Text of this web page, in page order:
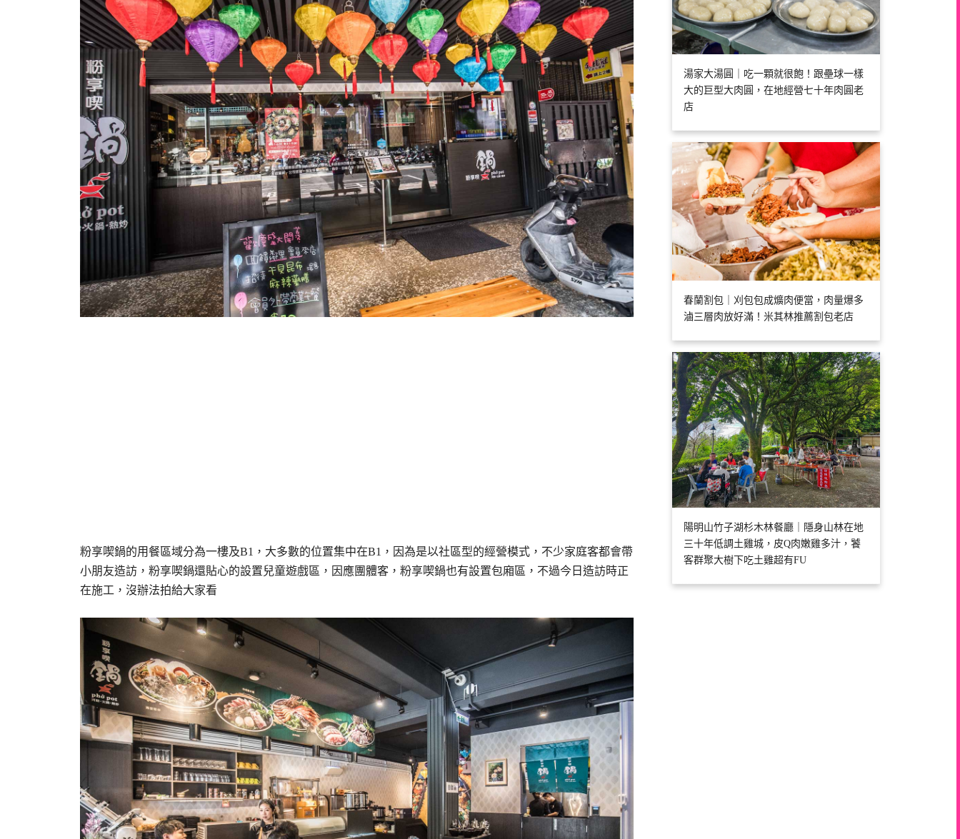
粉享喫鍋的用餐區域分為一樓及B1，大多數的位置集中在B1，因為是以社區型的經營模式，不少家庭客都會帶
小朋友造訪，粉享喫鍋還貼心的設置兒童遊戲區，因應團體客，粉享喫鍋也有設置包廂區，不過今日造訪時正
在施工，沒辦法拍給大家看
湯家大湯圓｜吃一顆就很飽！跟壘球一樣
大的巨型大肉圓，在地經營七十年肉圓老
店
春蘭割包｜刈包包成爌肉便當，肉量爆多
滷三層肉放好滿！米其林推薦割包老店
陽明山竹子湖杉木林餐廳｜隱身山林在地
三十年低調土雞城，皮Q肉嫩雞多汁，饕
客群聚大樹下吃土雞超有FU